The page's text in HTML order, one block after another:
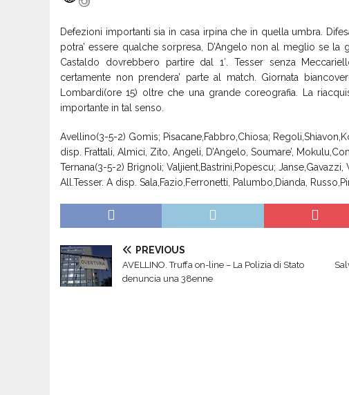
Defezioni importanti sia in casa irpina che in quella umbra.
potra’ essere qualche sorpresa, D’Angelo non al meglio se
Castaldo dovrebbero partire dal 1′. Tesser senza
certamente non prendera’ parte al match. Giornata
Lombardi(ore 15) oltre che una grande coreografia. La
importante in tal senso.
Avellino(3-5-2) Gomis; Pisacane,Fabbro,Chiosa;
disp. Frattali, Almici, Zito, Angeli, D’Angelo, Soumare’,
Ternana(3-5-2) Brignoli; Valjient,Bastrini,Popescu;
All.Tesser. A disp. Sala,Fazio,Ferronetti, Palumbo,Dianda,
PREVIOUS
AVELLINO. Truffa on-line – La Polizia di Stato
denuncia una 38enne